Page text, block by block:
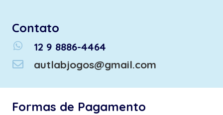
Contato
whatsapp
12 9 8886-4464
autlabjogos@gmail.com
Formas de Pagamento